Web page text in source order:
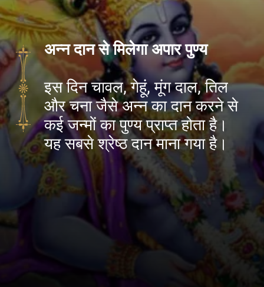
अन्न दान से मिलेगा अपार पुण्य
इस दिन चावल, गेहूं, मूंग दाल, तिल
और चना जैसे अन्न का दान करने से
कई जन्मों का पुण्य प्राप्त होता है।
यह सबसे श्रेष्ठ दान माना गया है।